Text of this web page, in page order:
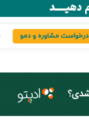
درخواست مشاوره و دمو